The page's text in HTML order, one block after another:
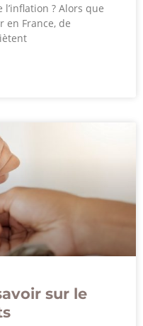
? Alors que
en France, de
sur le